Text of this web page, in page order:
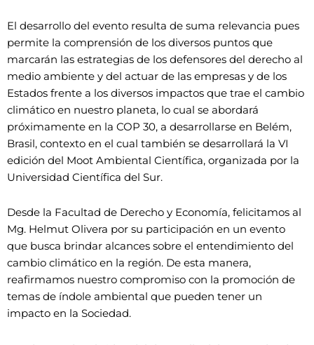
El desarrollo del evento resulta de suma relevancia pues
permite la comprensión de los diversos puntos que
marcarán las estrategias de los defensores del derecho al
medio ambiente y del actuar de las empresas y de los
Estados frente a los diversos impactos que trae el cambio
climático en nuestro planeta, lo cual se abordará
próximamente en la COP 30, a desarrollarse en Belém,
Brasil, contexto en el cual también se desarrollará la VI
edición del Moot Ambiental Científica, organizada por la
Universidad Científica del Sur.
Desde la Facultad de Derecho y Economía, felicitamos al
Mg. Helmut Olivera por su participación en un evento
que busca brindar alcances sobre el entendimiento del
cambio climático en la región. De esta manera,
reafirmamos nuestro compromiso con la promoción de
temas de índole ambiental que pueden tener un
impacto en la Sociedad.